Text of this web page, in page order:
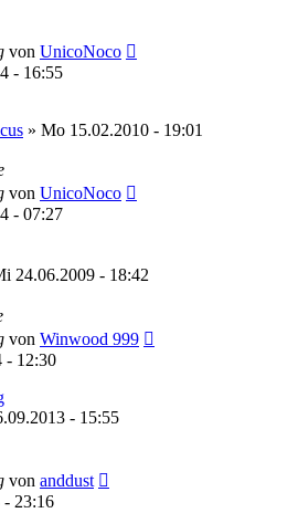
von UnicoNoco
- 16:55
» Mo 15.02.2010 - 19:01
von UnicoNoco
- 07:27
24.06.2009 - 18:42
von Winwood 999
- 12:30
- 15:55
von anddust
- 23:16